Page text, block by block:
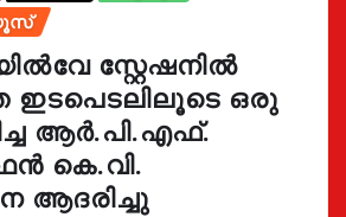
സ്റ്റേഷനിൽ
ഇടപെടലിലൂടെ ഒരു
ആർ.പി.എഫ്.
കെ.വി.
ആദരിച്ചു